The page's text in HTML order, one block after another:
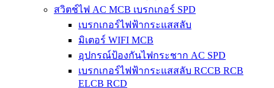
สวิตช์ไฟ AC MCB เบรกเกอร์ SPD
เบรกเกอร์ไฟฟ้ากระแสสลับ
มิเตอร์ WIFI MCB
อุปกรณ์ป้องกันไฟกระชาก AC SPD
เบรกเกอร์ไฟฟ้ากระแสสลับ RCCB RCB
ELCB RCD